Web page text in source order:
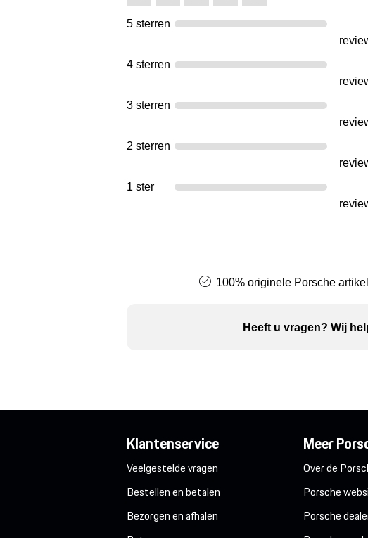
5 sterren
4 sterren
3 sterren
2 sterren
1 ster
100% originele Porsche
Heeft u vragen? Wij
Klantenservice
Veelgestelde vragen
Bestellen en betalen
Bezorgen en afhalen
Meer
Over de
Porsche
Porsche